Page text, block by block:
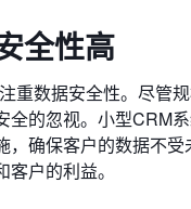
全性高
重数据安全性。尽管
全的忽视。小型CRM
，确保客户的数据不
户的利益。